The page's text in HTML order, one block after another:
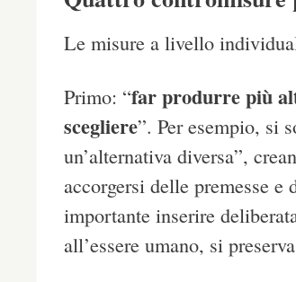
Le misure a livello
Primo: “far produrre più
scegliere”. Per esempio, si
un’alternativa diversa”,
accorgersi delle premesse e
importante inserire
all’essere umano, si